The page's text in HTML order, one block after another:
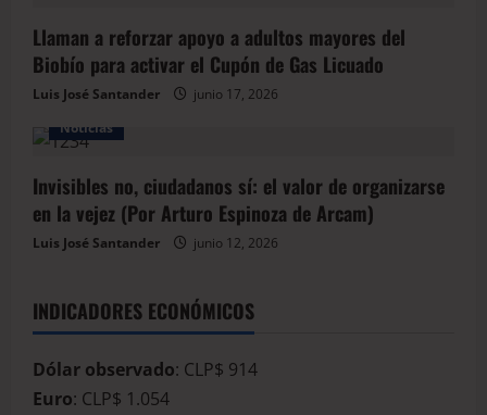
Llaman a reforzar apoyo a adultos mayores del
Biobío para activar el Cupón de Gas Licuado
Luis José Santander
junio 17, 2026
Noticias
Invisibles no, ciudadanos sí: el valor de organizarse
en la vejez (Por Arturo Espinoza de Arcam)
Luis José Santander junio 12, 2026
INDICADORES ECONÓMICOS
Dólar observado: CLP$ 914
Euro: CLP$ 1.054